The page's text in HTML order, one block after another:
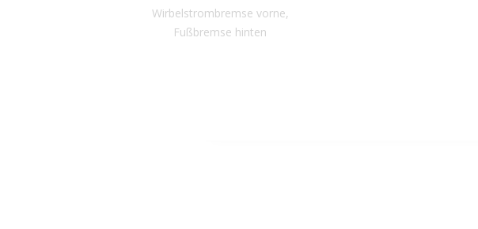
Wirbelstrombremse vorne,
Fußbremse hinten